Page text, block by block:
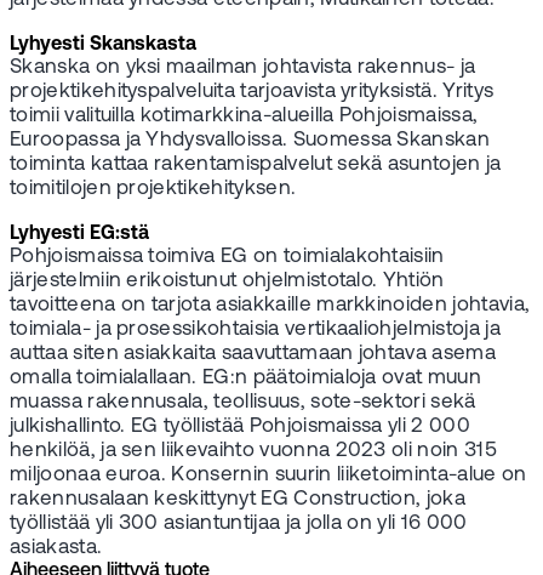
Lyhyesti Skanskasta
Skanska on yksi maailman johtavista rakennus- ja
projektikehityspalveluita tarjoavista yrityksistä. Yritys
toimii valituilla kotimarkkina-alueilla Pohjoismaissa,
Euroopassa ja Yhdysvalloissa. Suomessa Skanskan
toiminta kattaa rakentamispalvelut sekä asuntojen ja
toimitilojen projektikehityksen.
Lyhyesti EG:stä
Pohjoismaissa toimiva EG on toimialakohtaisiin
järjestelmiin erikoistunut ohjelmistotalo. Yhtiön
tavoitteena on tarjota asiakkaille markkinoiden johtavia,
toimiala- ja prosessikohtaisia vertikaaliohjelmistoja ja
auttaa siten asiakkaita saavuttamaan johtava asema
omalla toimialallaan. EG:n päätoimialoja ovat muun
muassa rakennusala, teollisuus, sote-sektori sekä
julkishallinto. EG työllistää Pohjoismaissa yli 2 000
henkilöä, ja sen liikevaihto vuonna 2023 oli noin 315
miljoonaa euroa. Konsernin suurin liiketoiminta-alue on
rakennusalaan keskittynyt EG Construction, joka
työllistää yli 300 asiantuntijaa ja jolla on yli 16 000
asiakasta.